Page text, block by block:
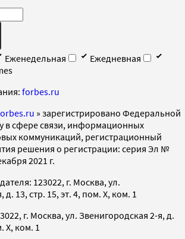
Еженедельная
Ежедневная
forbes.ru
» зарегистрировано Федеральной
в сфере связи, информационных
коммуникаций, регистрационный
решения о регистрации: серия Эл №
2021 г.
123022, г. Москва, ул.
13, стр. 15, эт. 4, пом. X, ком. 1
г. Москва, ул. Звенигородская 2-я, д.
X, ком. 1